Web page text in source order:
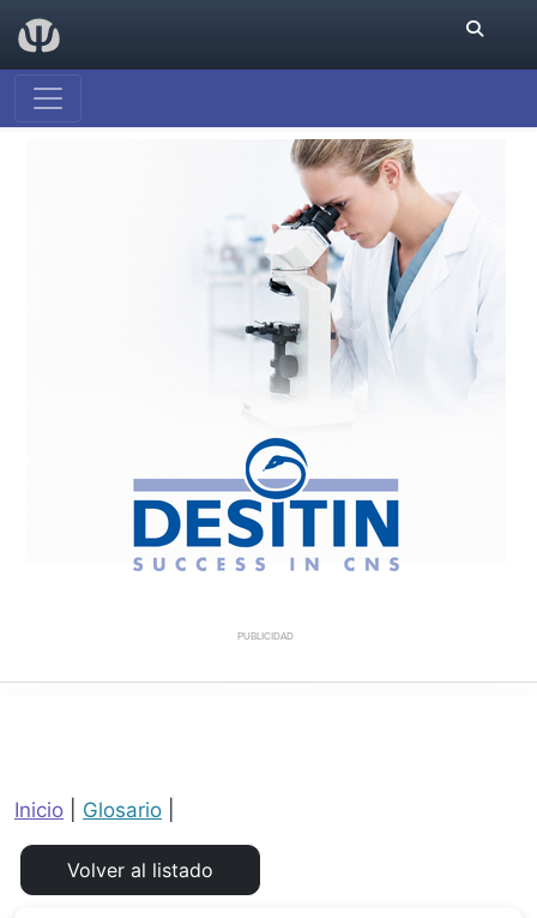
PUBLICIDAD
Inicio Glosario